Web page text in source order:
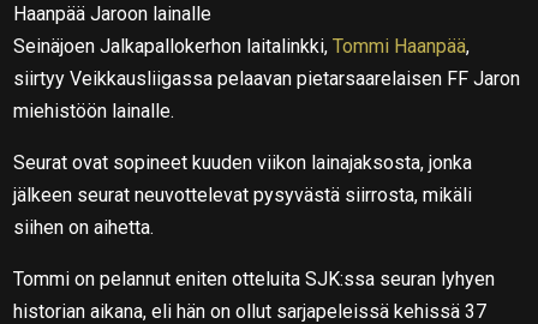
Haanpää Jaroon lainalle
Seinäjoen Jalkapallokerhon laitalinkki,Tommi Haanpää,
siirtyy Veikkausliigassa pelaavan pietarsaarelaisen FF Jaron
miehistöön lainalle.
Seurat ovat sopineet kuuden viikon lainajaksosta, jonka
jälkeen seurat neuvottelevat pysyvästä siirrosta, mikäli
siihen on aihetta.
Tommi on pelannut eniten otteluita SJK:ssa seuran lyhyen
historian aikana, eli hän on ollut sarjapeleissä kehissä 37